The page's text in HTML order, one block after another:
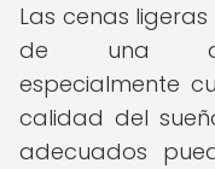
Las cenas
de una
especialmente
calidad del
adecuados